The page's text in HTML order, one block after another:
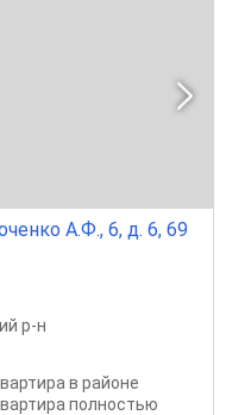
А.Ф., 6, д. 6, 69
р-н
в районе
полностью